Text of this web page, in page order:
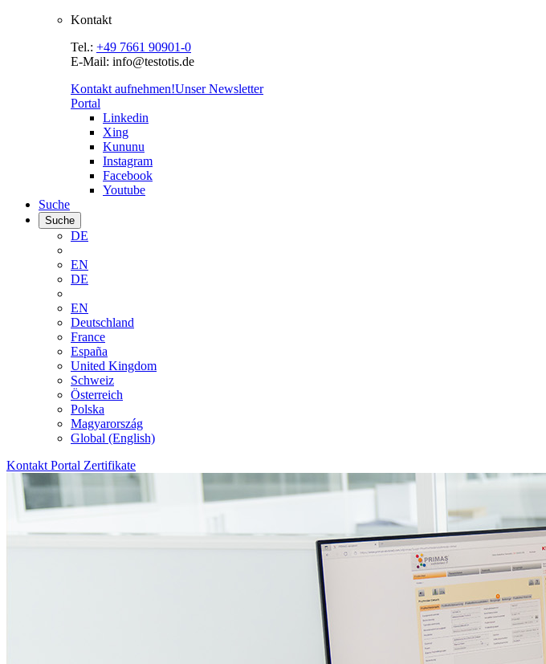
Kontakt
Tel.: +49 7661 90901-0
E-Mail: info@testotis.de
Kontakt aufnehmen!Unser Newsletter
Portal
Linkedin
Xing
Kununu
Instagram
Facebook
Youtube
Suche
Suche
DE
EN
DE
EN
Deutschland
France
España
United Kingdom
Schweiz
Österreich
Polska
Magyarország
Global (English)
Kontakt Portal Zertifikate